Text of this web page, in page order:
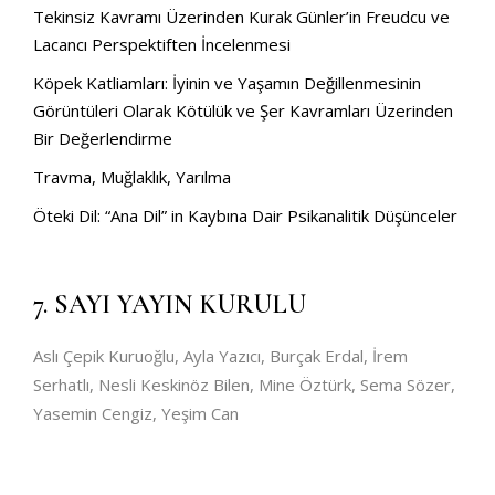
Tekinsiz Kavramı Üzerinden Kurak Günler’in Freudcu ve
Lacancı Perspektiften İncelenmesi
Köpek Katliamları: İyinin ve Yaşamın Değillenmesinin
Görüntüleri Olarak Kötülük ve Şer Kavramları Üzerinden
Bir Değerlendirme
Travma, Muğlaklık, Yarılma
Öteki Dil: “Ana Dil” in Kaybına Dair Psikanalitik Düşünceler
7. SAYI YAYIN KURULU
Aslı Çepik Kuruoğlu, Ayla Yazıcı, Burçak Erdal, İrem
Serhatlı, Nesli Keskinöz Bilen, Mine Öztürk, Sema Sözer,
Yasemin Cengiz, Yeşim Can